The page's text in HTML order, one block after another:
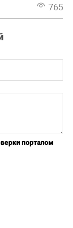
765
порталом